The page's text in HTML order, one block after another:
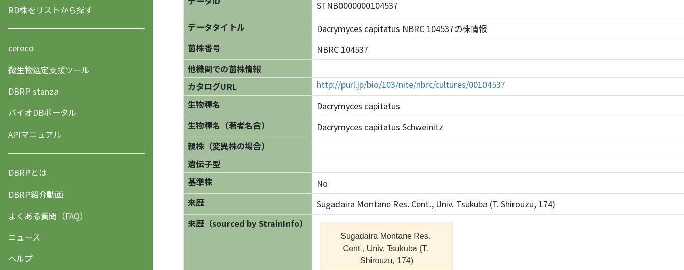
RD株をリストから探す
cereco
微生物選定支援ツール
DBRP stanza
バイオDBポータル
APIマニュアル
DBRPとは
DBRP紹介動画
よくある質問（FAQ）
ニュース
ヘルプ
STNB0000000104537
データタイトル
Dacrymyces capitatus NBRC 104537の株情報
菌株番号
NBRC 104537
他機関での菌株情報
カタログURL
http://purl.jp/bio/103/nite/nbrc/cultures/00104537
生物種名
Dacrymyces capitatus
生物種名（著者名含）
Dacrymyces capitatus Schweinitz
親株（変異株の場合）
遺伝子型
基準株
No
来歴
Sugadaira Montane Res. Cent., Univ. Tsukuba (T. Shirouzu, 174)
来歴（sourced by StrainInfo）